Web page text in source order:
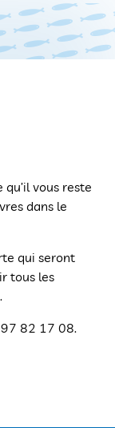
vous reste
dans le
qui seront
tous les
82 17 08.